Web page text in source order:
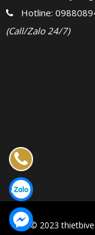
Hotline:
(Call/Zalo 24/7)
© 2023